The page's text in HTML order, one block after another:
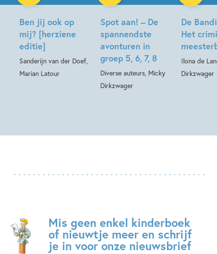
Ben jij ook op
mij? [herziene
editie]
Sanderijn van der Doef,
Marian Latour
Spot aan! – De
spannendste
avonturen in
groep 5, 6, 7, 8
Diverse auteurs, Micky
Dirkzwager
De
Het
Ilona de
Dirkzwager
Mis geen enkel kinderboek
of nieuwtje meer en schrijf
je in voor onze nieuwsbrief